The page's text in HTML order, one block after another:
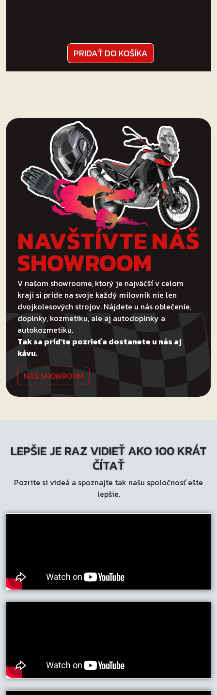
PRIDAŤ DO KOŠÍKA
NAVŠTÍVTE NÁŠ
SHOWROOM
V našom showroome, ktorý je najväčší v celom
kraji si príde na svoje každý milovník nie len
dvojkolesových strojov. Nájdete u nás oblečenie,
doplnky, kozmetiku, ale aj autodoplnky a
autokozmetiku.
Tak sa príďte pozrieť a dostanete u nás aj
kávu.
NÁŠ SHOWROOM
LEPŠIE JE RAZ VIDIEŤ AKO 100 KRÁT
ČÍTAŤ
Pozrite si videá a spoznajte tak našu spoločnosť ešte
lepšie.